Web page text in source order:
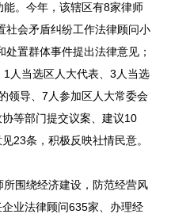
。今年，该辖区有8家律师
社会矛盾纠纷工作法律顾问小
置群体事件提出法律意见；
人当选区人大代表、3人当选
领导、7人参加区人大常委会
等部门提交议案、建议10
23条，积极反映社情民意。
围绕经济建设，防范经营风
业法律顾问635家、办理经